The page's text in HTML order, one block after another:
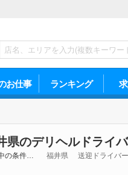
お仕事 ランキング
県のデリヘルドライ
の条件… 福井県 送迎ドライバー